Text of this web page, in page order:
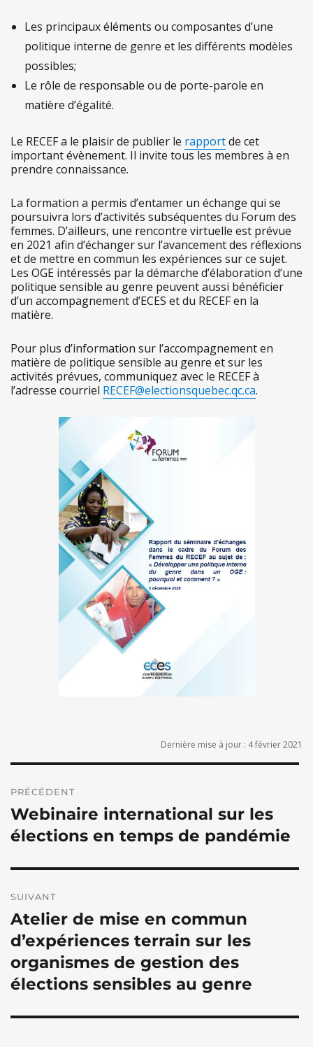
Les principaux éléments ou composantes d’une
politique interne de genre et les différents modèles
possibles;
Le rôle de responsable ou de porte-parole en
matière d’égalité.
Le RECEF a le plaisir de publier le rapportde cet
important évènement. Il invite tous les membres à en
prendre connaissance.
La formation a permis d’entamer un échange qui se
poursuivra lors d’activités subséquentes du Forum des
femmes. D’ailleurs, une rencontre virtuelle est prévue
en 2021 afin d’échanger sur l’avancement des réflexions
et de mettre en commun les expériences sur ce sujet.
Les OGE intéressés par la démarche d’élaboration d’une
politique sensible au genre peuvent aussi bénéficier
d’un accompagnement d’ECES et du RECEF en la
matière.
Pour plus d’information sur l’accompagnement en
matière de politique sensible au genre et sur les
activités prévues, communiquez avec le RECEF à
l’adresse courriel RECEF@electionsquebec.qc.ca.
Dernière mise à jour : 4 février 2021
de
l’article
PRÉCÉDENT
Publication
précédente :
Webinaire international sur les
élections en temps de pandémie
SUIVANT
Publication
suivante :
Atelier de mise en commun
d’expériences terrain sur les
organismes de gestion des
élections sensibles au genre